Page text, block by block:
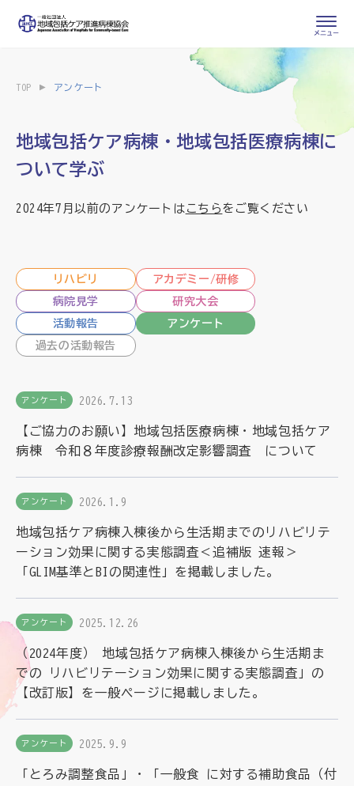
入会申し込み
会員の登録情報
変更・退会
医療・介護関係者
地域包括ケア病棟・地域包括医療病棟とは
地域包括ケア推進病棟協会について
理念
役員挨拶
地域包括ケア病棟・地域包括医療病棟について学ぶ
リハビリ
アカデミー
研究大会
活動報告
アンケート
入会申し込み
お問い合わせ
お知らせ
関連機関情報について
制度・施策
TOP アンケート
地域包括ケア病棟・地域包括医療病棟に
ついて学ぶ
2024年7月以前のアンケートは こちら をご覧ください
リハビリ
アカデミー/研修
病院見学
研究大会
活動報告
アンケート
過去の活動報告
アンケート 2026.7.13
【ご協力のお願い】地域包括医療病棟・地域包括ケア
病棟 令和８年度診療報酬改定影響調査 について
アンケート 2026.1.9
地域包括ケア病棟入棟後から生活期までのリハビリテ
ーション効果に関する実態調査＜追補版 速報＞
「GLIM基準とBIの関連性」を掲載しました。
アンケート 2025.12.26
（2024年度） 地域包括ケア病棟入棟後から生活期ま
での リハビリテーション効果に関する実態調査」の
【改訂版】を一般ページに掲載しました。
アンケート 2025.9.9
「とろみ調整食品」・「一般食 に対する補助食品（付